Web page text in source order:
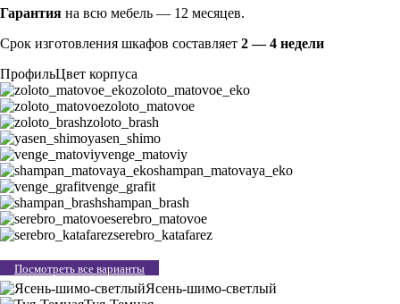
Гарантия на всю мебель — 12 месяцев.
Срок изготовления шкафов составляет 2 — 4 недели
ПрофильЦвет корпуса
zoloto_matovoe_eko
zoloto_matovoe
zoloto_brash
yasen_shimo
venge_matoviy
shampan_matovaya_eko
venge_grafit
shampan_brash
serebro_matovoe
serebro_katafarez
Посмотреть все варианты
Ясень-шимо-светлый